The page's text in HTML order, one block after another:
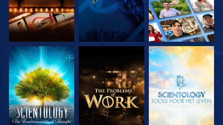
VERKEN DE SERIE VERKEN DE SERIE VERKEN DE SERIE